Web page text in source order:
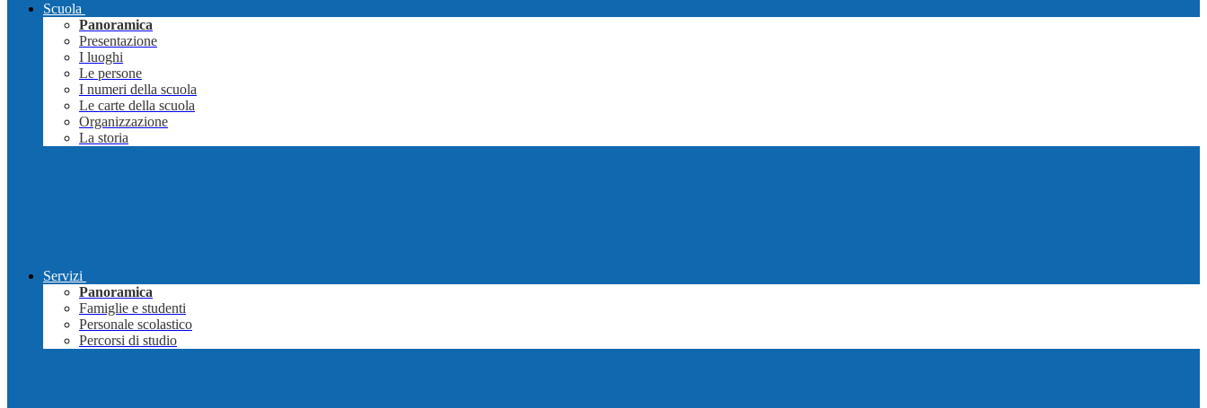
Scuola
Panoramica
Presentazione
I luoghi
Le persone
I numeri della scuola
Le carte della scuola
Organizzazione
La storia
Servizi
Panoramica
Famiglie e studenti
Personale scolastico
Percorsi di studio